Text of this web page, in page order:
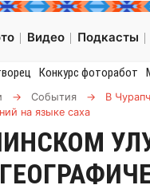
Видео Подкасты
Конкурс фоторабот
→ События →
В
на языке саха